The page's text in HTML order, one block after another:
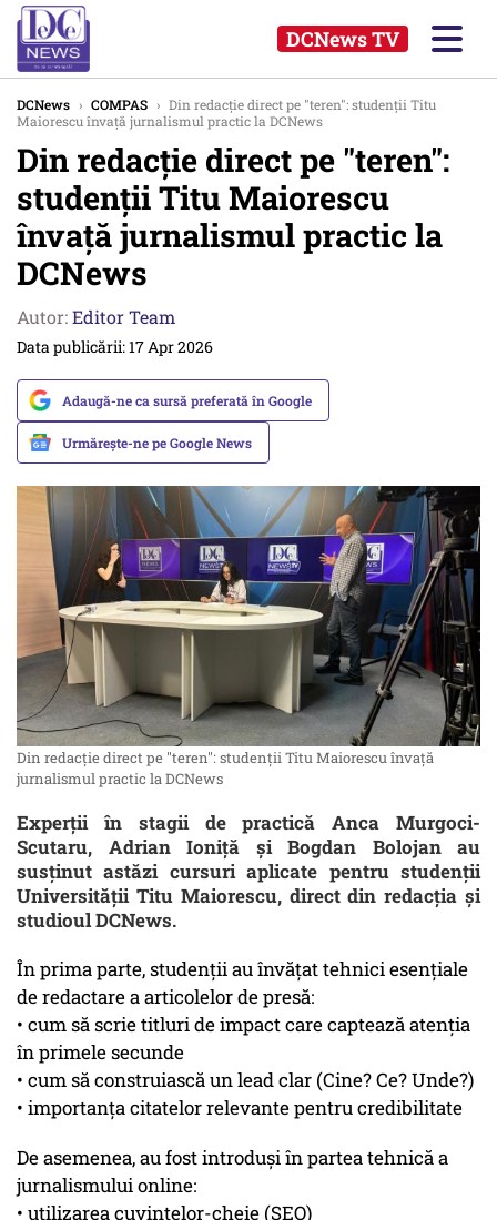
DCNews TV
DCNews › COMPAS › Din redacție direct pe "teren": studenții Titu
Maiorescu învață jurnalismul practic la DCNews
Din redacție direct pe "teren":
studenții Titu Maiorescu
învață jurnalismul practic la
DCNews
Autor:Editor Team
Data publicării: 17 Apr 2026
Adaugă-ne ca sursă preferată în Google
Urmărește-ne pe Google News
Din redacție direct pe "teren": studenții Titu Maiorescu învață
jurnalismul practic la DCNews
Experții în stagii de practică Anca Murgoci-
Scutaru, Adrian Ioniță și Bogdan Bolojan au
susținut astăzi cursuri aplicate pentru studenții
Universității Titu Maiorescu, direct din redacția și
studioul DCNews.
În prima parte, studenții au învățat tehnici esențiale
de redactare a articolelor de presă:
• cum să scrie titluri de impact care captează atenția
în primele secunde
• cum să construiască un lead clar (Cine? Ce? Unde?)
• importanța citatelor relevante pentru credibilitate
De asemenea, au fost introduși în partea tehnică a
jurnalismului online:
• utilizarea cuvintelor-cheie (SEO)